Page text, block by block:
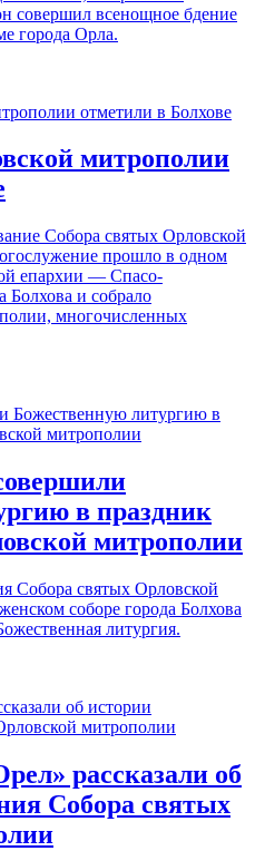
совершил всенощное бдение
города Орла.
митрополии
Собора святых Орловской
прошло в одном
епархии — Спасо-
Болхова и собрало
многочисленных
в праздник
митрополии
Собора святых Орловской
соборе города Болхова
литургия.
рассказали об
Собора святых